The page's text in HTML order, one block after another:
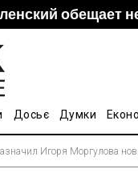
обещает
5-тое
Beijing
ввели
Досьє Думки
Игоря Моргулова